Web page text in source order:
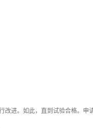
进。如此，直到试验合格。申